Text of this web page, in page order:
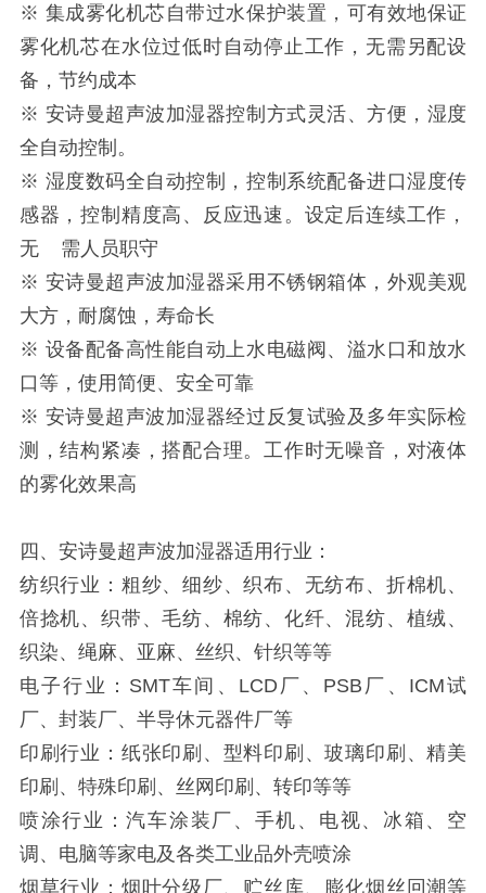
※ 集成雾化机芯自带过水保护装置，可有效地保证
雾化机芯在水位过低时自动停止工作，无需另配设
备，节约成本
※ 安诗曼超声波加湿器控制方式灵活、方便，湿度
全自动控制。
※ 湿度数码全自动控制，控制系统配备进口湿度传
感器，控制精度高、反应迅速。设定后连续工作，
无 需人员职守
※ 安诗曼超声波加湿器采用不锈钢箱体，外观美观
大方，耐腐蚀，寿命长
※ 设备配备高性能自动上水电磁阀、溢水口和放水
口等，使用简便、安全可靠
※ 安诗曼超声波加湿器经过反复试验及多年实际检
测，结构紧凑，搭配合理。工作时无噪音，对液体
的雾化效果高
四、安诗曼超声波加湿器适用行业：
纺织行业：粗纱、细纱、织布、无纺布、折棉机、
倍捻机、织带、毛纺、棉纺、化纤、混纺、植绒、
织染、绳麻、亚麻、丝织、针织等等
电子行业：SMT车间、LCD厂、PSB厂、ICM试
厂、封装厂、半导休元器件厂等
印刷行业：纸张印刷、型料印刷、玻璃印刷、精美
印刷、特殊印刷、丝网印刷、转印等等
喷涂行业：汽车涂装厂、手机、电视、冰箱、空
调、电脑等家电及各类工业品外壳喷涂
烟草行业：烟叶分级厂、贮丝库、膨化烟丝回潮等